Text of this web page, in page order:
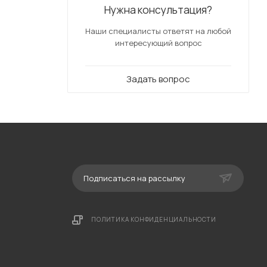
Нужна консультация?
Наши специалисты ответят на любой
интересующий вопрос
Задать вопрос
Подписаться на рассылку
ПОЛИТИКА КОНФИДЕНЦИАЛЬНОСТИ